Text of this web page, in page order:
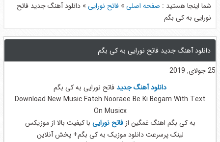
شما اینجا هستید : صفحه اصلی» فاتح نورایی» دانلود آهنگ جدید فاتح
نورایی به کی بگم
دانلود آهنگ جدید فاتح نورایی به کی بگم
25 جولای, 2019
دانلود آهنگ جدیدفاتح نورایی به کی بگم
Download New Music Fateh Nooraee Be Ki Begam With Text
On Musicx
به کی بگم اهنگ غمگین ازفاتح نورایی با کیفیت بالا از موزیکس
لینک پرسرعت دانلود موزیک به کی بگم+ پخش آنلاین